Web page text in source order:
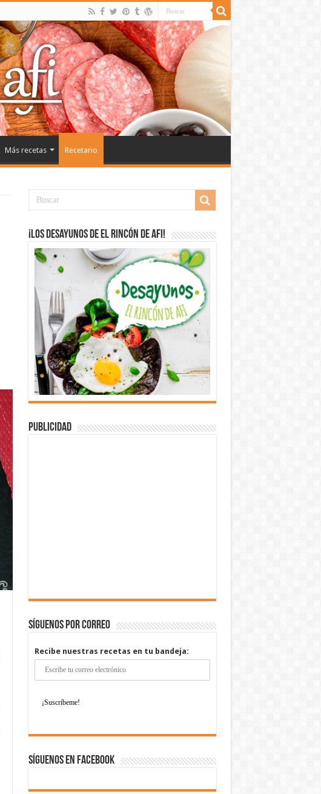
Más recetas Recetario
¡Los desayunos de El Rincón de Afi!
Publicidad
Síguenos por correo
Recibe nuestras recetas en tu bandeja:
Síguenos en Facebook